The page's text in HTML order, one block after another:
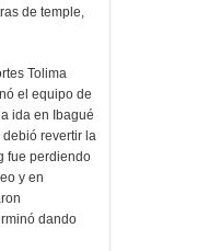
de temple,
Tolima
el equipo de
ida en Ibagué
debió revertir la
fue perdiendo
y en
dando